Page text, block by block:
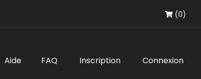
(0)
Aide FAQ Inscription Connexion